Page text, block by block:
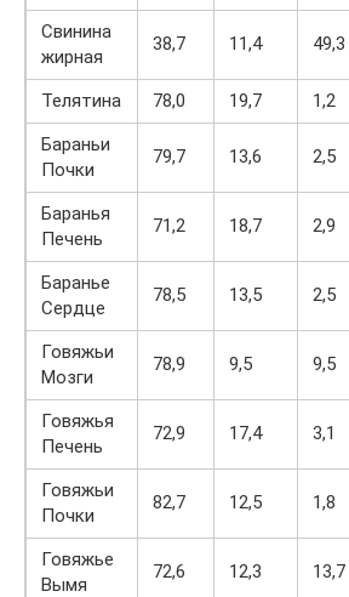
Свинина
жирная
38,7 11,4 49,3
Телятина 78,0 19,7 1,2
Бараньи
Почки
79,7 13,6 2,5
Баранья
Печень
71,2 18,7 2,9
Баранье
Сердце
78,5 13,5 2,5
Говяжьи
Мозги
78,9 9,5 9,5
Говяжья
Печень
72,9 17,4 3,1
Говяжьи
Почки
82,7 12,5 1,8
Говяжье
Вымя
72,6 12,3 13,7